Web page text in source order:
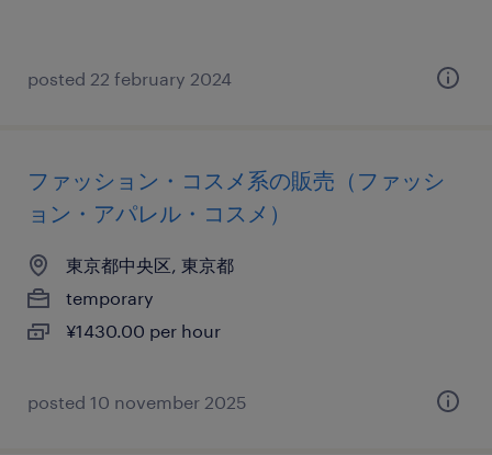
posted 22 february 2024
ファッション・コスメ系の販売（ファッシ
ョン・アパレル・コスメ）
東京都中央区, 東京都
temporary
¥1430.00 per hour
posted 10 november 2025